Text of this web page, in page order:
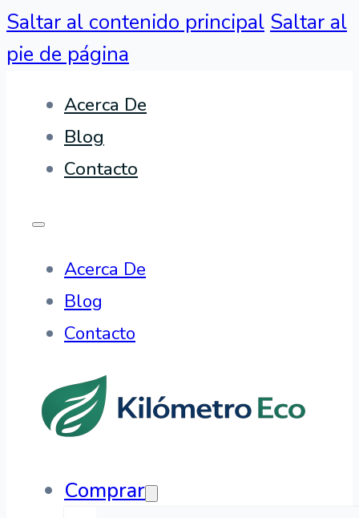
Saltar al contenido principal Saltar al
pie de página
Acerca De
Blog
Contacto
Acerca De
Blog
Contacto
Comprar